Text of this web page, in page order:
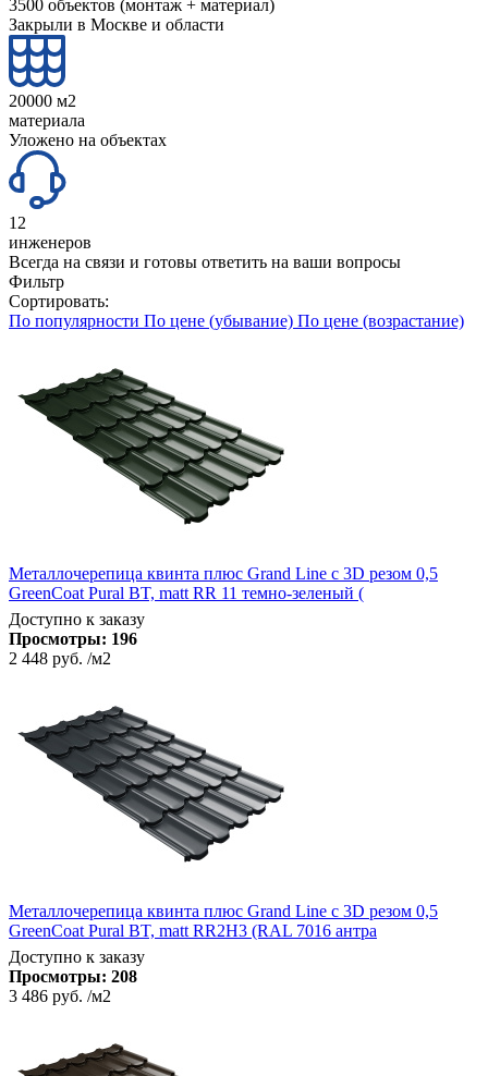
3500 объектов (монтаж + материал)
Закрыли в Москве и области
20000 м2
материала
Уложено на объектах
12
инженеров
Всегда на связи и готовы ответить на ваши вопросы
Фильтр
Сортировать:
По популярности По цене (убывание) По цене (возрастание)
Металлочерепица квинта плюс Grand Line c 3D резом 0,5
GreenCoat Pural BT, matt RR 11 темно-зеленый (
Доступно к заказу
Просмотры: 196
2 448 руб. /м2
Металлочерепица квинта плюс Grand Line c 3D резом 0,5
GreenCoat Pural BT, matt RR2Н3 (RAL 7016 антра
Доступно к заказу
Просмотры: 208
3 486 руб. /м2